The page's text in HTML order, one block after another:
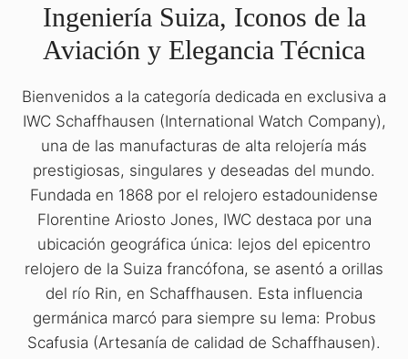
Ingeniería Suiza, Iconos de la
Aviación y Elegancia Técnica
Bienvenidos a la categoría dedicada en exclusiva a
IWC Schaffhausen (International Watch Company),
una de las manufacturas de alta relojería más
prestigiosas, singulares y deseadas del mundo.
Fundada en 1868 por el relojero estadounidense
Florentine Ariosto Jones, IWC destaca por una
ubicación geográfica única: lejos del epicentro
relojero de la Suiza francófona, se asentó a orillas
del río Rin, en Schaffhausen. Esta influencia
germánica marcó para siempre su lema: Probus
Scafusia (Artesanía de calidad de Schaffhausen).